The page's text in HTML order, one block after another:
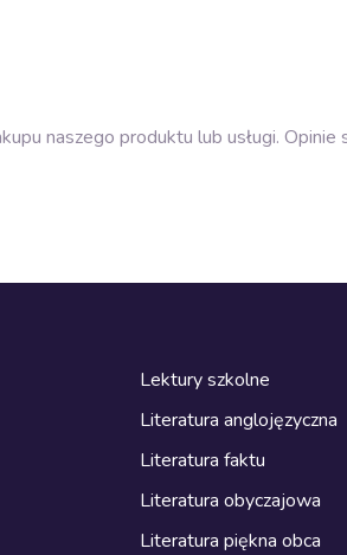
naszego produktu lub usługi.
Lektury szkolne
Literatura anglojęzyczna
Literatura faktu
Literatura obyczajowa
Literatura piękna obca